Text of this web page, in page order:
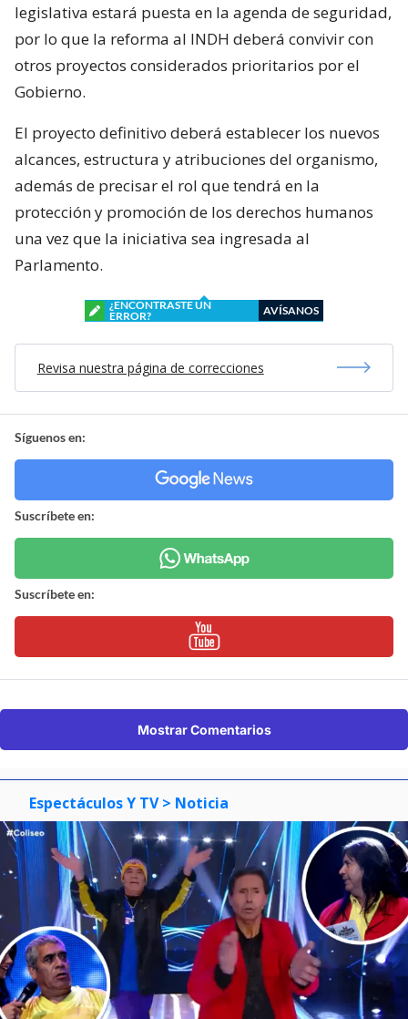
legislativa estará puesta en la agenda de seguridad,
por lo que la reforma al INDH deberá convivir con
otros proyectos considerados prioritarios por el
Gobierno.
El proyecto definitivo deberá establecer los nuevos
alcances, estructura y atribuciones del organismo,
además de precisar el rol que tendrá en la
protección y promoción de los derechos humanos
una vez que la iniciativa sea ingresada al
Parlamento.
¿ENCONTRASTE UN
ERROR?
AVÍSANOS
Revisa nuestra página de correcciones
Síguenos en:
Suscríbete en:
Suscríbete en:
Mostrar Comentarios
Espectáculos Y TV > Noticia